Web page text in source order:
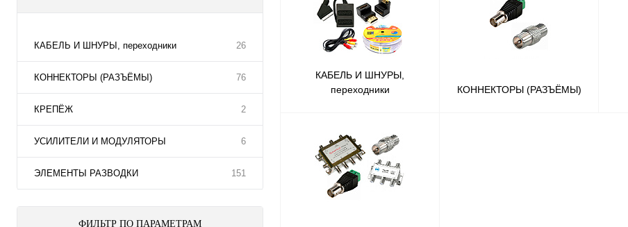
КАБЕЛЬ И ШНУРЫ, переходники 26
КОННЕКТОРЫ (РАЗЪЁМЫ) 76
КРЕПЁЖ 2
УСИЛИТЕЛИ И МОДУЛЯТОРЫ 6
ЭЛЕМЕНТЫ РАЗВОДКИ 151
ФИЛЬТР ПО ПАРАМЕТРАМ
КАБЕЛЬ И ШНУРЫ,
переходники
КОННЕКТОРЫ (РАЗЪЁМЫ)